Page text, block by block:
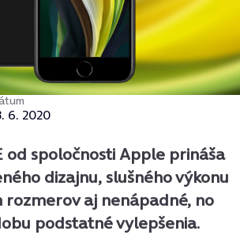
6. 2020
od spoločnosti Apple prináša
dizajnu, slušného výkonu
aj nenápadné, no
podstatné vylepšenia.